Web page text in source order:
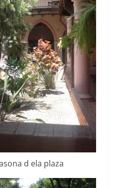
d ela plaza